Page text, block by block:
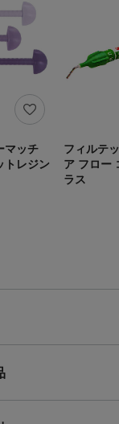
マッチ
トレジン
フィルテ
ア フロー
ラス